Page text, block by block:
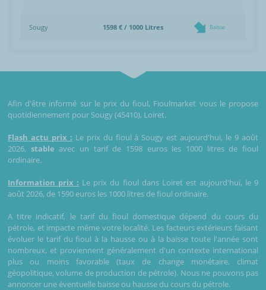
Sougy 1598 € / 1000 Litres Baisse
Afin d'être informé sur le prix du fioul, Fioulmarket vous le propose
quotidiennement pour Sougy (45410), Loiret.
Flash actu prix : Le prix du fioul à Sougy est aujourd'hui, le 9 août
2026, stable avec un tarif de 1598 euros les 1000 litres de fioul
ordinaire.
Information prix : Le prix du fioul dans Loiret est aujourd'hui, le 9
août 2026, de 1590 euros les 1000 litres de fioul ordinaire.
A titre indicatif, le tarif du fioul domestique dépend du cours du
pétrole, et impacte même votre localité. Les facteurs extérieurs faisant
évoluer le tarif du fioul à la hausse ou à la baisse toute l'année sont
nombreux, et proviennent généralement d'un contexte international
plus ou moins favorable (taux de change monétaire, climat
géopolitique, volume de production de pétrole). Nous ne pouvons pas
annoncer une éventuelle baisse ou hausse du cours du pétrole.